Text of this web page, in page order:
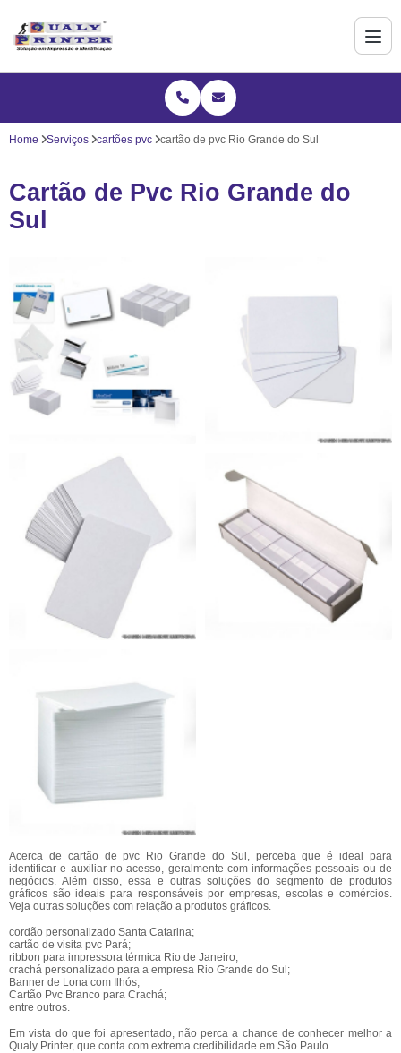
Home Serviços cartões pvc cartão de pvc Rio Grande do Sul
Cartão de Pvc Rio Grande do
Sul
Acerca de cartão de pvc Rio Grande do Sul, perceba que é ideal para
identificar e auxiliar no acesso, geralmente com informações pessoais ou de
negócios. Além disso, essa e outras soluções do segmento de produtos
gráficos são ideais para responsáveis por empresas, escolas e comércios.
Veja outras soluções com relação a produtos gráficos.
cordão personalizado Santa Catarina;
cartão de visita pvc Pará;
ribbon para impressora térmica Rio de Janeiro;
crachá personalizado para a empresa Rio Grande do Sul;
Banner de Lona com Ilhós;
Cartão Pvc Branco para Crachá;
entre outros.
Em vista do que foi apresentado, não perca a chance de conhecer melhor a
Qualy Printer, que conta com extrema credibilidade em São Paulo.